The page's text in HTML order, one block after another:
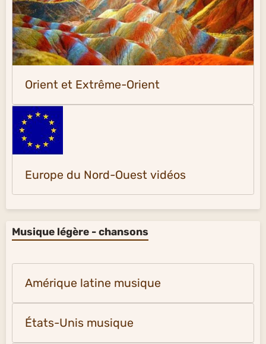
Orient et Extrême-Orient
Europe du Nord-Ouest vidéos
Musique légère - chansons
Amérique latine musique
États-Unis musique